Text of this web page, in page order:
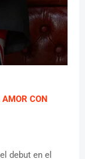
AMOR CON
debut en el